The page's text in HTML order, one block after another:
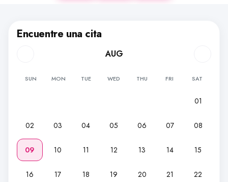
Encuentre una cita
AUG
SUN MON TUE WED THU FRI SAT
01
02 03 04 05 06 07 08
09 10 11 12 13 14 15
16 17 18 19 20 21 22